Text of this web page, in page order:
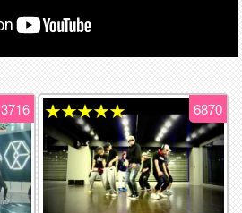
3716 6870
★★★★★